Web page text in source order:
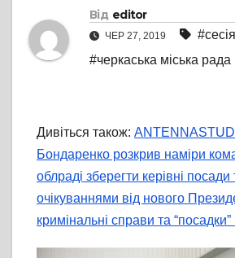
Від editor
ЧЕР 27, 2019 #сесія
#черкаська міська рада
Дивіться також:
Бондаренко розкрив наміри
облраді зберегти керівні посади
очікуваннями від нового
кримінальні справи та “посадки”